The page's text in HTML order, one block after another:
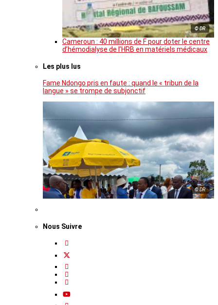
© DR
Cameroun : 40 millions de F pour doter le centre
d’hémodialyse de l’HRB en matériels médicaux
Les plus lus
Fame Ndongo pris en faute : quand le « tribun de la
langue » se trompe de subjonctif
© DR
Nous Suivre